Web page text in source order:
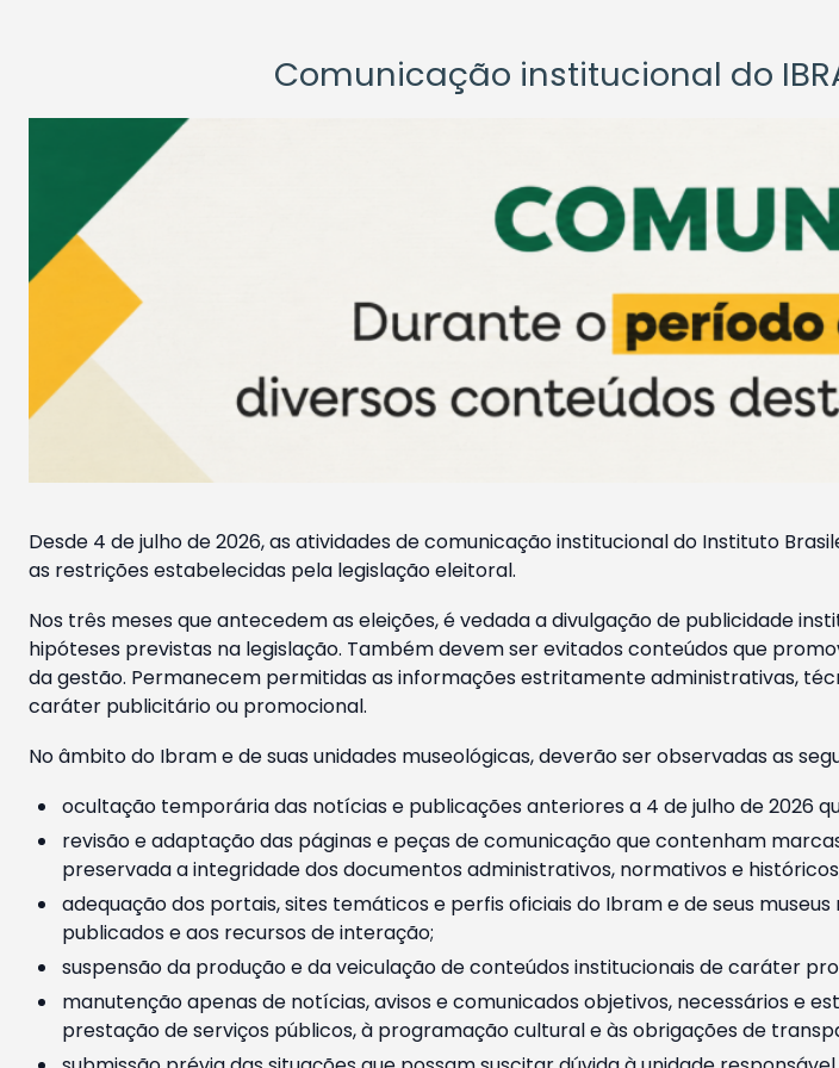
Comunicação institucional do
Desde 4 de julho de 2026, as atividades de comunicação institucional do Instituto
as restrições estabelecidas pela legislação eleitoral.
Nos três meses que antecedem as eleições, é vedada a divulgação de publicidade
hipóteses previstas na legislação. Também devem ser evitados conteúdos que
da gestão. Permanecem permitidas as informações estritamente administrativas,
caráter publicitário ou promocional.
No âmbito do Ibram e de suas unidades museológicas, deverão ser observadas as
ocultação temporária das notícias e publicações anteriores a 4 de julho de 2026
revisão e adaptação das páginas e peças de comunicação que contenham
preservada a integridade dos documentos administrativos, normativos e
adequação dos portais, sites temáticos e perfis oficiais do Ibram e de seus
publicados e aos recursos de interação;
suspensão da produção e da veiculação de conteúdos institucionais de caráter
manutenção apenas de notícias, avisos e comunicados objetivos, necessários e
prestação de serviços públicos, à programação cultural e às obrigações de